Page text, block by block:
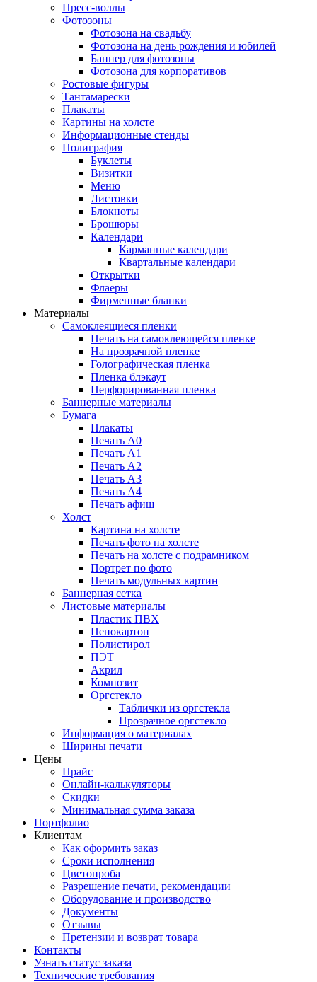
Пресс-воллы
Фотозоны
Фотозона на свадьбу
Фотозона на день рождения и юбилей
Баннер для фотозоны
Фотозона для корпоративов
Ростовые фигуры
Тантамарески
Плакаты
Картины на холсте
Информационные стенды
Полиграфия
Буклеты
Визитки
Меню
Листовки
Блокноты
Брошюры
Календари
Карманные календари
Квартальные календари
Открытки
Флаеры
Фирменные бланки
Материалы
Самоклеящиеся пленки
Печать на самоклеющейся пленке
На прозрачной пленке
Голографическая пленка
Пленка блэкаут
Перфорированная пленка
Баннерные материалы
Бумага
Плакаты
Печать А0
Печать А1
Печать А2
Печать А3
Печать А4
Печать афиш
Холст
Картина на холсте
Печать фото на холсте
Печать на холсте с подрамником
Портрет по фото
Печать модульных картин
Баннерная сетка
Листовые материалы
Пластик ПВХ
Пенокартон
Полистирол
ПЭТ
Акрил
Композит
Оргстекло
Таблички из оргстекла
Прозрачное оргстекло
Информация о материалах
Ширины печати
Цены
Прайс
Онлайн-калькуляторы
Скидки
Минимальная сумма заказа
Портфолио
Клиентам
Как оформить заказ
Сроки исполнения
Цветопроба
Разрешение печати, рекомендации
Оборудование и производство
Документы
Отзывы
Претензии и возврат товара
Контакты
Узнать статус заказа
Технические требования